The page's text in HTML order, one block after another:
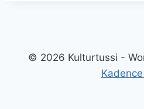
© 2026 Kulturtussi -